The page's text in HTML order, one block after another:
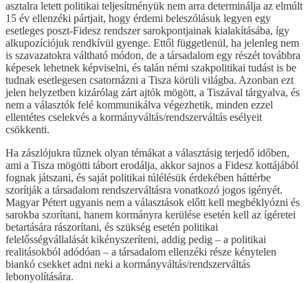
asztalra letett politikai teljesítményük nem arra determinálja az elmúlt
15 év ellenzéki pártjait, hogy érdemi beleszólásuk legyen egy
esetleges poszt-Fidesz rendszer sarokpontjainak kialakításába, így
alkupozíciójuk rendkívül gyenge. Ettől függetlenül, ha jelenleg nem
is szavazatokra váltható módon, de a társadalom egy részét továbbra
képesek lehetnek képviselni, és talán némi szakpolitikai tudást is be
tudnak esetlegesen csatornázni a Tisza körüli világba. Azonban ezt
jelen helyzetben kizárólag zárt ajtók mögött, a Tiszával tárgyalva, és
nem a választók felé kommunikálva végezhetik, minden ezzel
ellentétes cselekvés a kormányváltás/rendszerváltás esélyeit
csökkenti.
Ha zászlójukra tűznek olyan témákat a választásig terjedő időben,
ami a Tisza mögötti tábort erodálja, akkor sajnos a Fidesz kottájából
fognak játszani, és saját politikai túlélésük érdekében háttérbe
szorítják a társadalom rendszerváltásra vonatkozó jogos igényét.
Magyar Pétert ugyanis nem a választások előtt kell megbéklyózni és
sarokba szorítani, hanem kormányra kerülése esetén kell az ígéretei
betartására rászorítani, és szükség esetén politikai
felelősségvállalását kikényszeríteni, addig pedig – a politikai
realitásokból adódóan – a társadalom ellenzéki része kénytelen
biankó csekket adni neki a kormányváltás/rendszerváltás
lebonyolítására.